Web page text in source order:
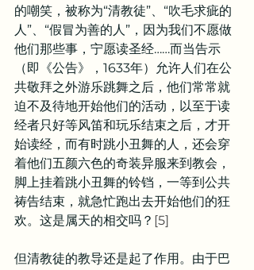
的嘲笑，被称为“清教徒”、“吹毛求疵的
人”、“假冒为善的人”，因为我们不愿做
他们那些事，宁愿读圣经……而当告示
（即《公告》，1633年）允许人们在公
共敬拜之外游乐跳舞之后，他们常常就
迫不及待地开始他们的活动，以至于读
经者只好等风笛和玩乐结束之后，才开
始读经，而有时跳小丑舞的人，还会穿
着他们五颜六色的奇装异服来到教会，
脚上挂着跳小丑舞的铃铛，一等到公共
祷告结束，就急忙跑出去开始他们的狂
欢。这是属天的相交吗？ [5]
但清教徒的教导还是起了作用。由于巴